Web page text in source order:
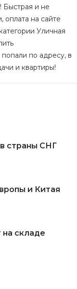
Быстрая и не
оплата на сайте
Уличная
по адресу, в
и квартиры!
страны СНГ
и Китая
складе